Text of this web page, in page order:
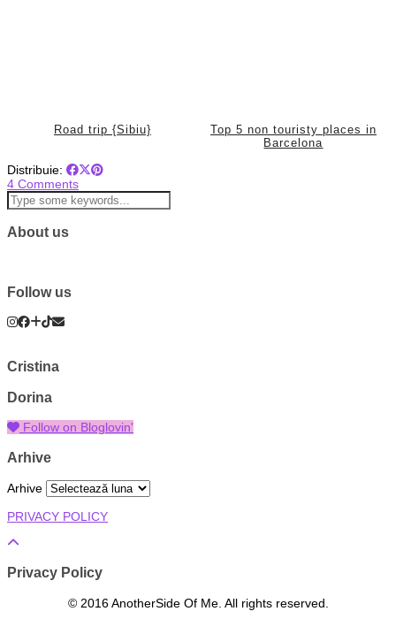
Road trip {Sibiu}
Top 5 non touristy places in
Barcelona
Distribuie:
4 Comments
About us
Follow us
Cristina
Dorina
Follow on Bloglovin'
Arhive
Arhive
PRIVACY POLICY
Privacy Policy
© 2016 AnotherSide Of Me. All rights reserved.